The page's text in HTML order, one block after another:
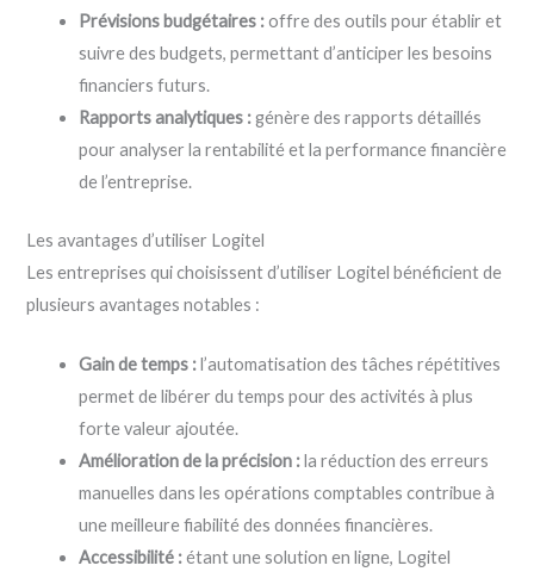
Prévisions budgétaires :offre des outils pour établir et
suivre des budgets, permettant d’anticiper les besoins
financiers futurs.
Rapports analytiques :génère des rapports détaillés
pour analyser la rentabilité et la performance financière
de l’entreprise.
Les avantages d’utiliser Logitel
Les entreprises qui choisissent d’utiliser Logitel bénéficient de
plusieurs avantages notables :
Gain de temps :l’automatisation des tâches répétitives
permet de libérer du temps pour des activités à plus
forte valeur ajoutée.
Amélioration de la précision :la réduction des erreurs
manuelles dans les opérations comptables contribue à
une meilleure fiabilité des données financières.
Accessibilité :étant une solution en ligne, Logitel